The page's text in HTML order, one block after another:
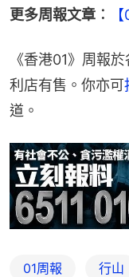
更多周報文章︰
《香港01》周報
利店有售。你亦可
道。
01周報 行山